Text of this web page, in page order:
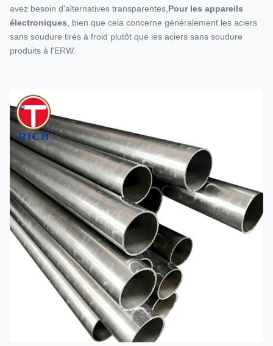
avez besoin d'alternatives transparentes, Pour les appareils
électroniques , bien que cela concerne généralement les aciers
sans soudure tirés à froid plutôt que les aciers sans soudure
produits à l'ERW.